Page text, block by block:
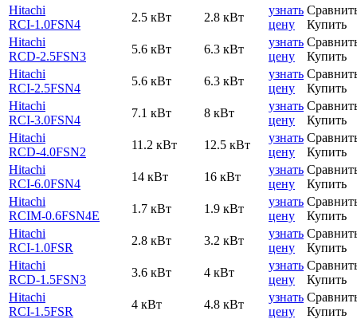
Hitachi
RCI-1.0FSN4
2.5 кВт 2.8 кВт
узнать
цену
Купить
Hitachi
RCD-2.5FSN3
5.6 кВт 6.3 кВт
узнать
цену
Купить
Hitachi
RCI-2.5FSN4
5.6 кВт 6.3 кВт
узнать
цену
Купить
Hitachi
RCI-3.0FSN4
7.1 кВт 8 кВт
узнать
цену
Купить
Hitachi
RCD-4.0FSN2
11.2 кВт 12.5 кВт
узнать
цену
Купить
Hitachi
RCI-6.0FSN4
14 кВт 16 кВт
узнать
цену
Купить
Hitachi
RCIM-0.6FSN4E
1.7 кВт 1.9 кВт
узнать
цену
Купить
Hitachi
RCI-1.0FSR
2.8 кВт 3.2 кВт
узнать
цену
Купить
Hitachi
RCD-1.5FSN3
3.6 кВт 4 кВт
узнать
цену
Купить
Hitachi
RCI-1.5FSR
4 кВт 4.8 кВт
узнать
цену
Купить